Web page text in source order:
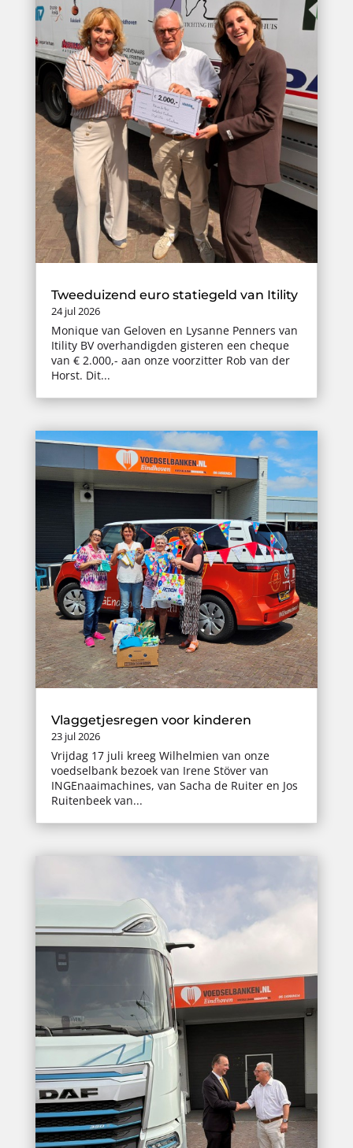
Tweeduizend euro statiegeld van Itility
24 jul 2026
Monique van Geloven en Lysanne Penners van
Itility BV overhandigden gisteren een cheque
van € 2.000,- aan onze voorzitter Rob van der
Horst. Dit...
Vlaggetjesregen voor kinderen
23 jul 2026
Vrijdag 17 juli kreeg Wilhelmien van onze
voedselbank bezoek van Irene Stöver van
INGEnaaimachines, van Sacha de Ruiter en Jos
Ruitenbeek van...